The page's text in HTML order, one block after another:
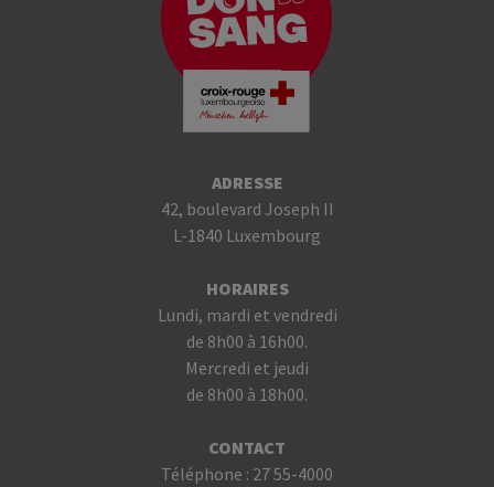
ADRESSE
42, boulevard Joseph II
L-1840 Luxembourg
HORAIRES
Lundi, mardi et vendredi
de 8h00 à 16h00.
Mercredi et jeudi
de 8h00 à 18h00.
CONTACT
Téléphone : 27 55-4000